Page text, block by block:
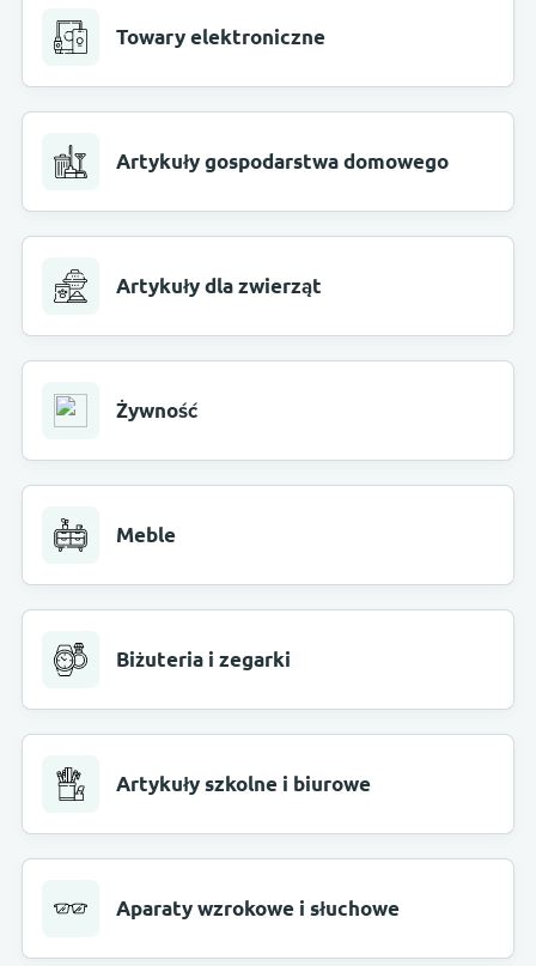
Towary elektroniczne
Artykuły gospodarstwa domowego
Artykuły dla zwierząt
Żywność
Meble
Biżuteria i zegarki
Artykuły szkolne i biurowe
Aparaty wzrokowe i słuchowe